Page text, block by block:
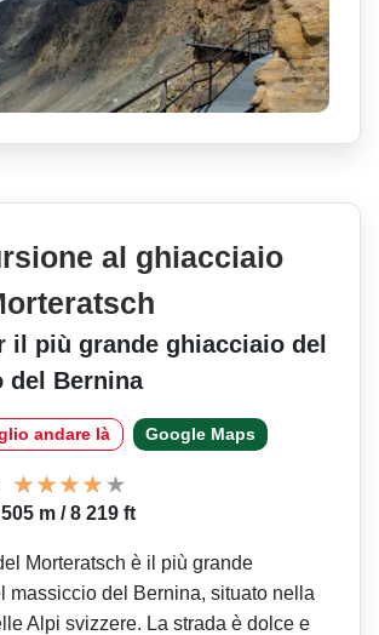
al ghiacciaio
il più grande ghiacciaio del
del Bernina
andare là Google Maps
m / 8 219 ft
Morteratsch è il più grande
massiccio del Bernina, situato nella
Alpi svizzere. La strada è dolce e